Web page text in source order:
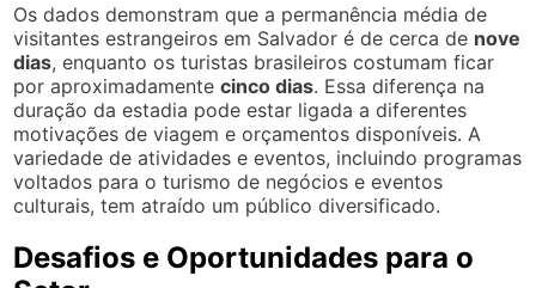
Os dados demonstram que a permanência média de
visitantes estrangeiros em Salvador é de cerca de nove
dias, enquanto os turistas brasileiros costumam ficar
por aproximadamentecinco dias. Essa diferença na
duração da estadia pode estar ligada a diferentes
motivações de viagem e orçamentos disponíveis. A
variedade de atividades e eventos, incluindo programas
voltados para o turismo de negócios e eventos
culturais, tem atraído um público diversificado.
Desafios e Oportunidades para o